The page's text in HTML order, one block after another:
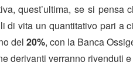
quest’ultima, se si pensa
di vita un quantitativo pari a
del 20%, con la Banca
derivanti verranno rivenduti